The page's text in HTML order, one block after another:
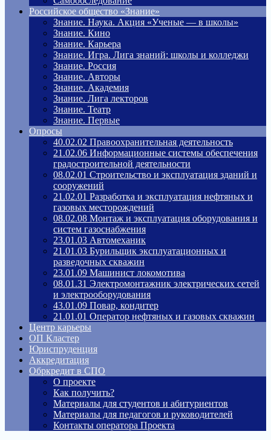
Российское общество «Знание»
Знание. Наука. Акция «Ученые — в школы»
Знание. Кино
Знание. Карьера
Знание. Игра. Лига знаний: школы и колледжи
Знание. Россия
Знание. Авторы
Знание. Академия
Знание. Лига лекторов
Знание. Театр
Знание. Первые
Опросы
40.02.02 Правоохранительная деятельность
21.02.06 Информационные системы обеспечения
градостроительной деятельности
08.02.01 Строительство и эксплуатация зданий и
сооружений
21.02.01 Разработка и эксплуатация нефтяных и
газовых месторождений
08.02.08 Монтаж и эксплуатация оборудования и
систем газоснабжения
23.01.03 Автомеханик
21.01.03 Бурильщик эксплуатационных и
разведочных скважин
23.01.09 Машинист локомотива
08.01.31 Электромонтажник электрических сетей
и электрооборудования
43.01.09 Повар, кондитер
21.01.01 Оператор нефтяных и газовых скважин
Центр карьеры
ОП Кластер
Юриспруденция
Аккредитация
Обркредит в СПО
О проекте
Как получить?
Материалы для студентов и абитуриентов
Материалы для педагогов и руководителей
Контакты оператора Проекта